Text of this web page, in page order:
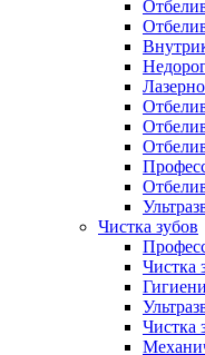
Чистка зубов
Чистка
Чистка